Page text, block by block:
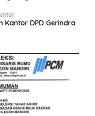
Kantor DPD Gerindra